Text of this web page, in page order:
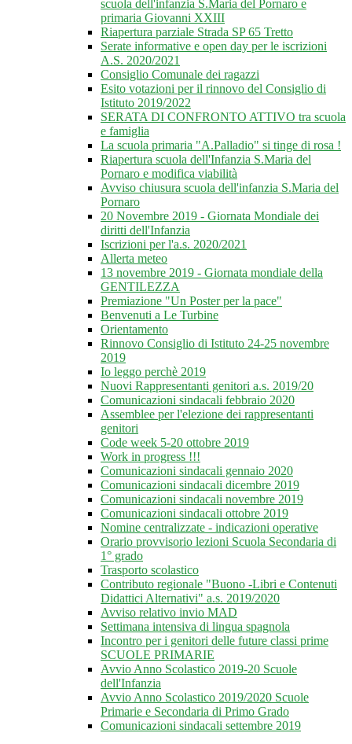
scuola dell'infanzia S.Maria del Pornaro e
primaria Giovanni XXIII
Riapertura parziale Strada SP 65 Tretto
Serate informative e open day per le iscrizioni
A.S. 2020/2021
Consiglio Comunale dei ragazzi
Esito votazioni per il rinnovo del Consiglio di
Istituto 2019/2022
SERATA DI CONFRONTO ATTIVO tra scuola
e famiglia
La scuola primaria "A.Palladio" si tinge di rosa !
Riapertura scuola dell'Infanzia S.Maria del
Pornaro e modifica viabilità
Avviso chiusura scuola dell'infanzia S.Maria del
Pornaro
20 Novembre 2019 - Giornata Mondiale dei
diritti dell'Infanzia
Iscrizioni per l'a.s. 2020/2021
Allerta meteo
13 novembre 2019 - Giornata mondiale della
GENTILEZZA
Premiazione "Un Poster per la pace"
Benvenuti a Le Turbine
Orientamento
Rinnovo Consiglio di Istituto 24-25 novembre
2019
Io leggo perchè 2019
Nuovi Rappresentanti genitori a.s. 2019/20
Comunicazioni sindacali febbraio 2020
Assemblee per l'elezione dei rappresentanti
genitori
Code week 5-20 ottobre 2019
Work in progress !!!
Comunicazioni sindacali gennaio 2020
Comunicazioni sindacali dicembre 2019
Comunicazioni sindacali novembre 2019
Comunicazioni sindacali ottobre 2019
Nomine centralizzate - indicazioni operative
Orario provvisorio lezioni Scuola Secondaria di
1° grado
Trasporto scolastico
Contributo regionale "Buono -Libri e Contenuti
Didattici Alternativi" a.s. 2019/2020
Avviso relativo invio MAD
Settimana intensiva di lingua spagnola
Incontro per i genitori delle future classi prime
SCUOLE PRIMARIE
Avvio Anno Scolastico 2019-20 Scuole
dell'Infanzia
Avvio Anno Scolastico 2019/2020 Scuole
Primarie e Secondaria di Primo Grado
Comunicazioni sindacali settembre 2019